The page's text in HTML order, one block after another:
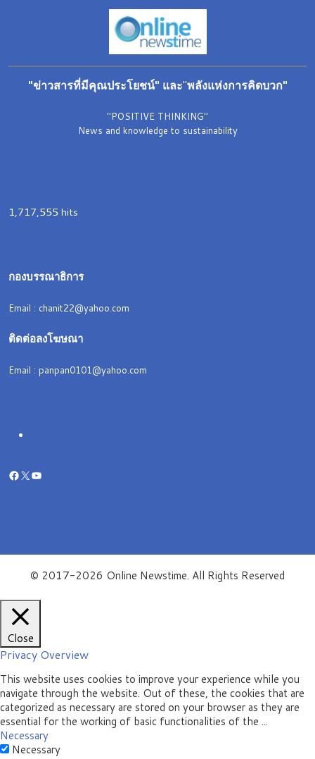
"ข่าวสารที่มีคุณประโยชน์" และ"พลังแห่งการคิดบวก"
"POSITIVE THINKING"
News and knowledge to sustainability
1,717,555 hits
กองบรรณาธิการ
Email : chanit22@yahoo.com
ติดต่อลงโฆษณา
Email : panpan0101@yahoo.com
Facebook
X YouTube
© 2017-2026 Online Newstime. All Rights Reserved
Close
Privacy Overview
This website uses cookies to improve your experience while you
navigate through the website. Out of these, the cookies that are
categorized as necessary are stored on your browser as they are
essential for the working of basic functionalities of the ...
Necessary
Necessary